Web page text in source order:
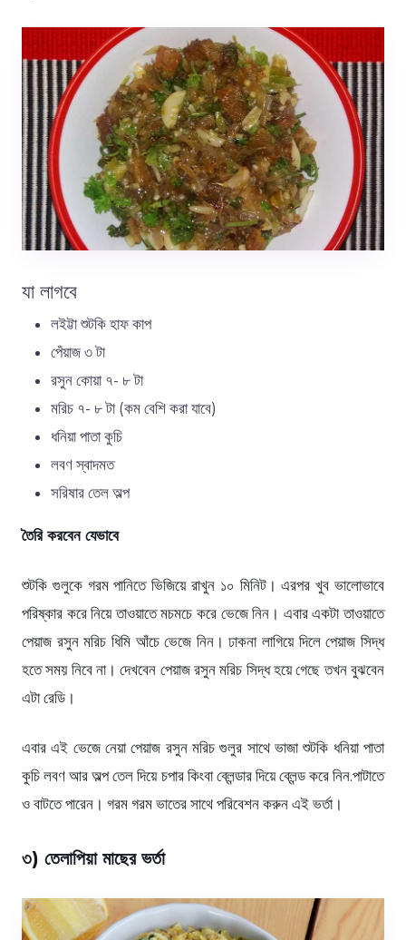
যা লাগবে
লইট্টা শুটকি হাফ কাপ
পেঁয়াজ ৩ টা
রসুন কোয়া ৭- ৮ টা
মরিচ ৭- ৮ টা (কম বেশি করা যাবে)
ধনিয়া পাতা কুচি
লবণ স্বাদমত
সরিষার তেল অল্প
তৈরি করবেন যেভাবে
শুটকি গুলুকে গরম পানিতে ভিজিয়ে রাখুন ১০ মিনিট। এরপর খুব ভালোভাবে
পরিষ্কার করে নিয়ে তাওয়াতে মচমচে করে ভেজে নিন। এবার একটা তাওয়াতে
পেয়াজ রসুন মরিচ ধিমি আঁচে ভেজে নিন। ঢাকনা লাগিয়ে দিলে পেয়াজ সিদ্ধ
হতে সময় নিবে না। দেখবেন পেয়াজ রসুন মরিচ সিদ্ধ হয়ে গেছে তখন বুঝবেন
এটা রেডি।
এবার এই ভেজে নেয়া পেয়াজ রসুন মরিচ গুলুর সাথে ভাজা শুটকি ধনিয়া পাতা
কুচি লবণ আর অল্প তেল দিয়ে চপার কিংবা ব্লেন্ডার দিয়ে ব্লেন্ড করে নিন.পাটাতে
ও বাটতে পারেন। গরম গরম ভাতের সাথে পরিবেশন করুন এই ভর্তা।
৩) তেলাপিয়া মাছের ভর্তা